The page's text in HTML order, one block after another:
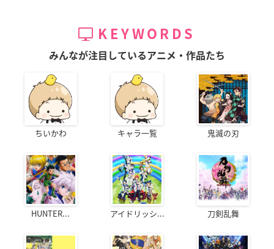
KEYWORDS
みんなが注目しているアニメ・作品たち
ちいかわ キャラ一覧 鬼滅の刃
HUNTER... アイドリッシ... 刀剣乱舞